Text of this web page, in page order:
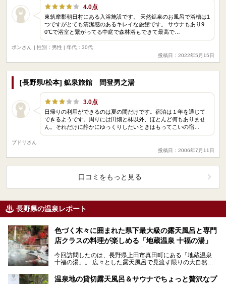
4.0点
東筑摩郡朝日村にある入浴施設です。 天然鉱泉のお風呂で浴槽は1
つですがとても清潔感のあるキレイな旅館です。 サウナもあり9
0℃で浴室と繋がってる中庭で森林浴もできて最高で…
ポンさん
| 性別：男性 | 年代：30代
投稿日：2022年5月15日
[長野県/松本] 鉱泉旅館 間登男之湯
3.0点
日帰りの利用ができるのは夏の間だけです。宿泊は１年を通じて
できるようです。周りには田畑と林以外、ほとんど何もありませ
ん。それだけに静かにゆっくりしたいときはもってこいの宿…
ブドリさん
投稿日：2006年7月11日
口コミをもっと見る
長野県の温泉レポート
色づく木々に囲まれた県下最大級の露天風呂と専門
店クラスの料理が楽しめる「地蔵温泉 十福の湯」
今回訪問したのは、長野県上田市真田町にある「地蔵温泉
十福の湯」。 広々とした露天風呂で見渡す限りの大自然を
温泉地の貸切露天風呂＆サウナでちょっと贅沢なプ